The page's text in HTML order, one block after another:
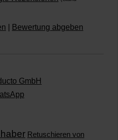
Bewertung abgeben
Retuschieren von